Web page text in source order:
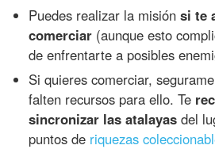
Puedes realizar la misiónsi te
comerciar (aunque esto
de enfrentarte a posibles
Si quieres comerciar,
falten recursos para ello. Te
sincronizar las atalayas del
puntos de riquezas